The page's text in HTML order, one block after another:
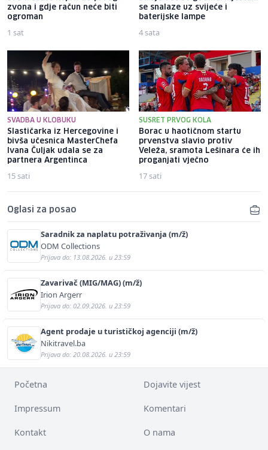
zvona i gdje račun neće biti
ogroman
1 sat
se snalaze uz svijeće i
baterijske lampe
4 sata
SVADBA U KLOBUKU
Slastičarka iz Hercegovine i
bivša učesnica MasterChefa
Ivana Čuljak udala se za
partnera Argentinca
15 sati
SUSRET PRVOG KOLA
Borac u haotičnom startu
prvenstva slavio protiv
Veleža, sramota Lešinara će ih
proganjati vječno
17 sati
Oglasi za posao
Saradnik za naplatu potraživanja (m/ž)
ODM Collections
Prijava do: 13.08.2026. u 23:59
Zavarivač (MIG/MAG) (m/ž)
Irion Argerr
Prijava do: 02.09.2026. u 23:59
Agent prodaje u turističkoj agenciji (m/ž)
Nikitravel.ba
Prijava do: 20.08.2026. u 23:59
Početna Dojavite vijest
Impressum Komentari
Kontakt O nama